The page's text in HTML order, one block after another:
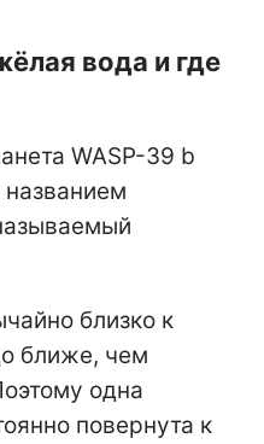
вода и где
WASP-39 b
близко к
ближе, чем
одна
повернута к